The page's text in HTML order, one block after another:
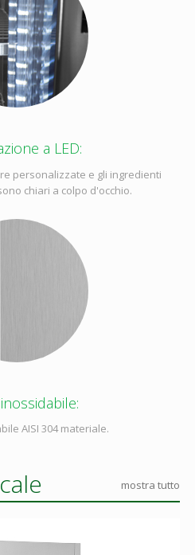
a LED:
personalizzate e gli ingredienti
chiari a colpo d'occhio.
AISI 304 materiale.
mostra tutto